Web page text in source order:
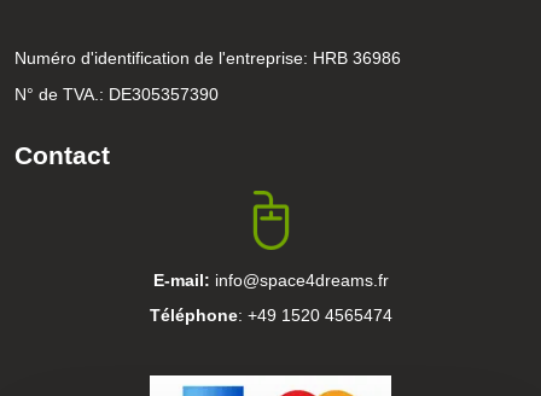
Numéro d'identification de l'entreprise: HRB 36986
N° de TVA.: DE305357390
Contact
E-mail: info@space4dreams.fr
Téléphone: +49 1520 4565474